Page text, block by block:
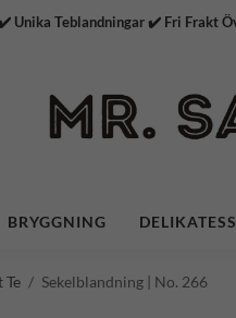
✔️ Unika Teblandningar ✔️
BRYGGNING
Te / Sekelblandning | No. 266